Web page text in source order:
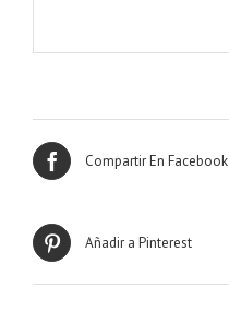
Compartir En Facebook
Añadir a Pinterest